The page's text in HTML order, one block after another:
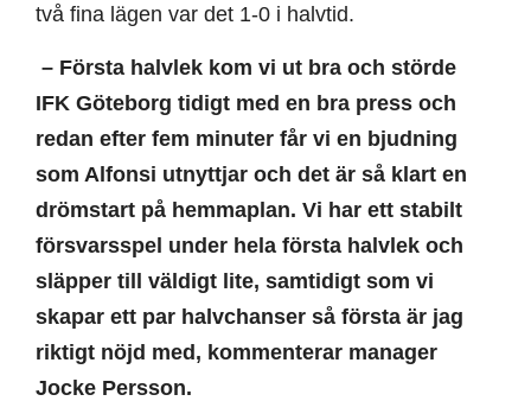
två fina lägen var det 1-0 i halvtid.
– Första halvlek kom vi ut bra och störde
IFK Göteborg tidigt med en bra press och
redan efter fem minuter får vi en bjudning
som Alfonsi utnyttjar och det är så klart en
drömstart på hemmaplan. Vi har ett stabilt
försvarsspel under hela första halvlek och
släpper till väldigt lite, samtidigt som vi
skapar ett par halvchanser så första är jag
riktigt nöjd med, kommenterar manager
Jocke Persson.